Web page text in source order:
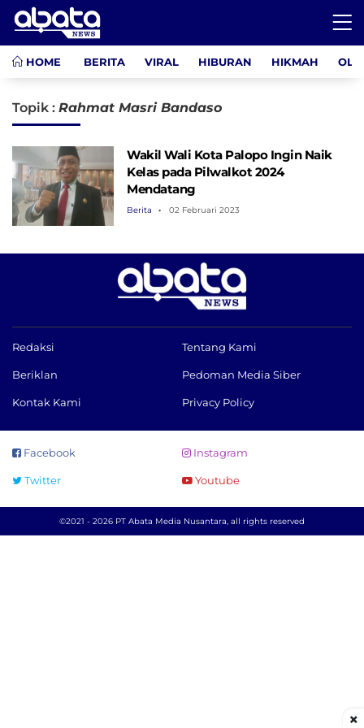
HOME BERITA VIRAL HIBURAN HIKMAH
Topik : Rahmat Masri Bandaso
Wakil Wali Kota Palopo Ingin Naik
Kelas pada Pilwalkot 2024
Mendatang
Berita 02 Februari 2023
Redaksi Tentang Kami
Beriklan Pedoman Media Siber
Kontak Kami Privacy Policy
Facebook Instagram
Twitter Youtube
©2021 - 2026 PT Abata Media Nusantara, all rights reserved
×